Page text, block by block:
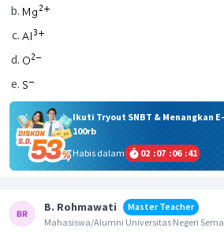
Ikuti Tryout SNBT & Menangkan
100rb
Habis dalam
02 :07 :06 :41
B. Rohmawati
Master Teacher
Mahasiswa/Alumni Universitas Negeri